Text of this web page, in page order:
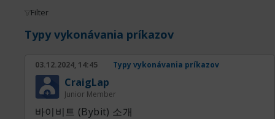
Filter
Typy vykonávania príkazov
03.12.2024, 14:45 Typy vykonávania príkazov
CraigLap
Junior Member
바이비트 (Bybit) 소개